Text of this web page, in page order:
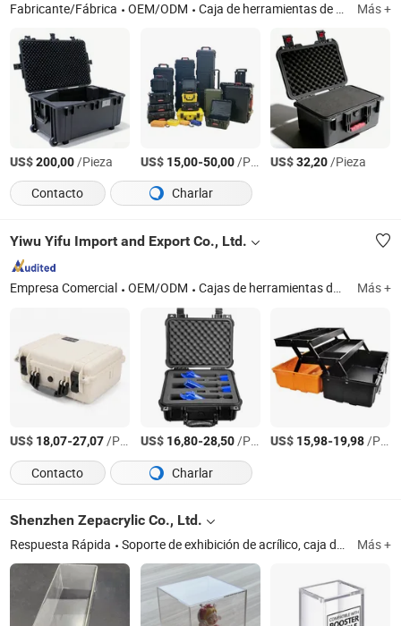
Fabricante/Fábrica OEM/ODM Caja de herramientas de plástico, caja de herramientas de aluminio, recinto de extrusión de aluminio, recinto impermeable de aluminio, caja de almacenamiento de plástico Más +
US$200,00/Pieza US$ 15,00-50,00/Pieza US$32,20/Pieza
Contacto
Charlar
Yiwu Yifu Import and Export Co., Ltd.
Empresa Comercial OEM/ODM Cajas de herramientas de plástico duro OEM/ODM, cajas de aluminio OEM/ODM, bolsas OEM/ODM Más +
US$ 18,07-27,07/Pieza US$ 16,80-28,50/Pieza US$ 15,98-19,98/Pieza
Contacto
Charlar
Shenzhen Zepacrylic Co., Ltd.
Respuesta Rápida Soporte de exhibición de acrílico, caja de acrílico, marco de fotos de acrílico, bandeja de acrílico, organizador de maquillaje de acrílico, soporte de menú de acrílico, premio de acrílico, estuche de acrílico, exhibición de plexiglás, estante de plexiglás Más +